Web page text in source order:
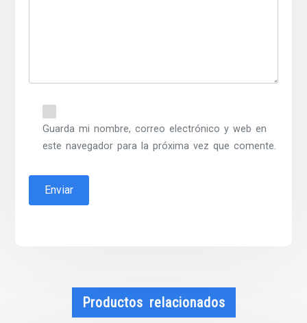
Guarda mi nombre, correo electrónico y web en
este navegador para la próxima vez que comente.
Productos relacionados